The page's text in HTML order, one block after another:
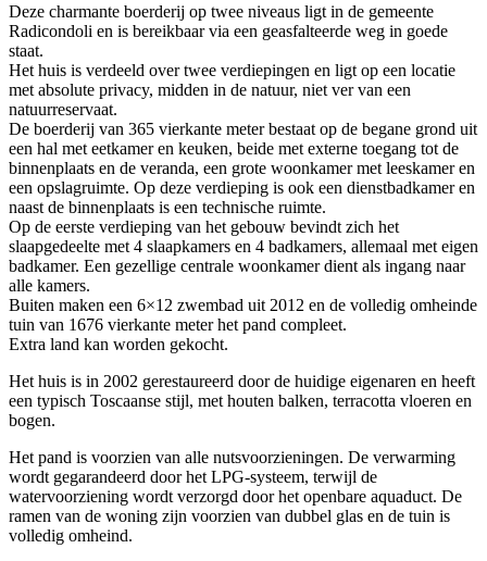
Deze charmante boerderij op twee niveaus ligt in de gemeente
Radicondoli en is bereikbaar via een geasfalteerde weg in goede
staat.
Het huis is verdeeld over twee verdiepingen en ligt op een locatie
met absolute privacy, midden in de natuur, niet ver van een
natuurreservaat.
De boerderij van 365 vierkante meter bestaat op de begane grond uit
een hal met eetkamer en keuken, beide met externe toegang tot de
binnenplaats en de veranda, een grote woonkamer met leeskamer en
een opslagruimte. Op deze verdieping is ook een dienstbadkamer en
naast de binnenplaats is een technische ruimte.
Op de eerste verdieping van het gebouw bevindt zich het
slaapgedeelte met 4 slaapkamers en 4 badkamers, allemaal met eigen
badkamer. Een gezellige centrale woonkamer dient als ingang naar
alle kamers.
Buiten maken een 6×12 zwembad uit 2012 en de volledig omheinde
tuin van 1676 vierkante meter het pand compleet.
Extra land kan worden gekocht.
Het huis is in 2002 gerestaureerd door de huidige eigenaren en heeft
een typisch Toscaanse stijl, met houten balken, terracotta vloeren en
bogen.
Het pand is voorzien van alle nutsvoorzieningen. De verwarming
wordt gegarandeerd door het LPG-systeem, terwijl de
watervoorziening wordt verzorgd door het openbare aquaduct. De
ramen van de woning zijn voorzien van dubbel glas en de tuin is
volledig omheind.